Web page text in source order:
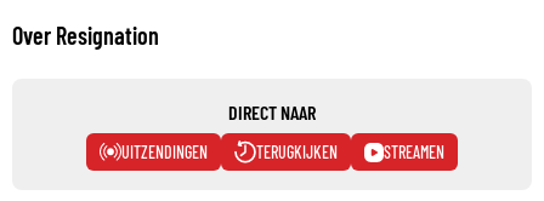
Over Resignation
DIRECT NAAR
UITZENDINGEN TERUGKIJKEN STREAMEN